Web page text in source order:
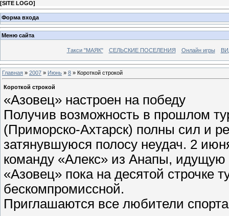
[SITE LOGO]
Форма входа
Меню сайта
Такси "МАЯК" СЕЛЬСКИЕ ПОСЕЛЕНИЯ Онлайн игры
Главная » 2007 » Июнь » 8 » Короткой строкой
Короткой строкой
«Азовец» настроен на победу
Получив возможность в прошлом
(Приморско-Ахтарск) полны сил и
затянувшуюся полосу неудач. 2
команду «Алекс» из Анапы, идущую
«Азовец» пока на десятой строчке
бескомпромиссной.
Приглашаются все любители